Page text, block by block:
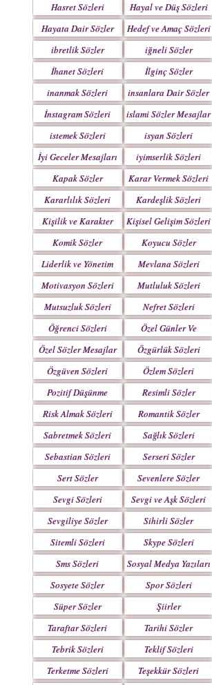
Hasret Sözleri
Hayal ve Düş Sözleri
Hayata Dair Sözler
Hedef ve Amaç Sözleri
ibretlik Sözler
iğneli Sözler
İhanet Sözleri
İlginç Sözler
inanmak Sözleri
insanlara Dair Sözler
İnstagram Sözleri
islami Sözler Mesajlar
istemek Sözleri
isyan Sözleri
İyi Geceler Mesajları
iyimserlik Sözleri
Kapak Sözler
Karar Vermek Sözleri
Kararlılık Sözleri
Kardeşlik Sözleri
Kişilik ve Karakter
Sözleri
Kişisel Gelişim Sözleri
Komik Sözler
Koyucu Sözler
Liderlik ve Yönetim
Sözleri
Mevlana Sözleri
Motivasyon Sözleri
Mutluluk Sözleri
Mutsuzluk Sözleri
Nefret Sözleri
Öğrenci Sözleri
Özel Günler Ve
Haftalar
Özel Sözler Mesajlar
Özgürlük Sözleri
Özgüven Sözleri
Özlem Sözleri
Pozitif Düşünme
Sözleri
Resimli Sözler
Risk Almak Sözleri
Romantik Sözler
Sabretmek Sözleri
Sağlık Sözleri
Sebastian Sözleri
Serseri Sözler
Sert Sözler
Sevenlere Sözler
Sevgi Sözleri
Sevgi ve Aşk Sözleri
Sevgiliye Sözler
Sihirli Sözler
Sitemli Sözleri
Skype Sözleri
Sms Sözleri
Sosyal Medya Yazıları
Sosyete Sözler
Mesajlar
Spor Sözleri
Süper Sözler
Şiirler
Taraftar Sözleri
Tarihi Sözler
Tebrik Sözleri
Teklif Sözleri
Terketme Sözleri
Teşekkür Sözleri